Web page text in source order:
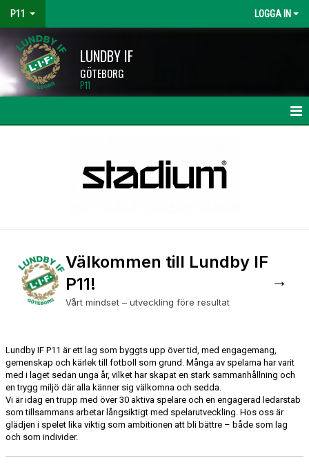
P11 LOGGA IN
LUNDBY IF
GÖTEBORG
P11
TRUPPEN
BILDGALLERI
KONTAKT
Välkommen till Lundby IF
P11!
Vårt mindset – utveckling före resultat
→
Lundby IF P11 är ett lag som byggts upp över tid, med engagemang,
gemenskap och kärlek till fotboll som grund. Många av spelarna har varit
med i laget sedan unga år, vilket har skapat en stark sammanhållning och
en trygg miljö där alla känner sig välkomna och sedda.
Vi är idag en trupp med över 30 aktiva spelare och en engagerad ledarstab
som tillsammans arbetar långsiktigt med spelarutveckling. Hos oss är
glädjen i spelet lika viktig som ambitionen att bli bättre – både som lag
och som individer.